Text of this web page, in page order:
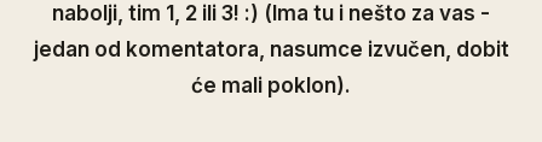
nabolji, tim 1, 2 ili 3! :) (Ima tu i nešto za vas -
jedan od komentatora, nasumce izvučen, dobit
će mali poklon).